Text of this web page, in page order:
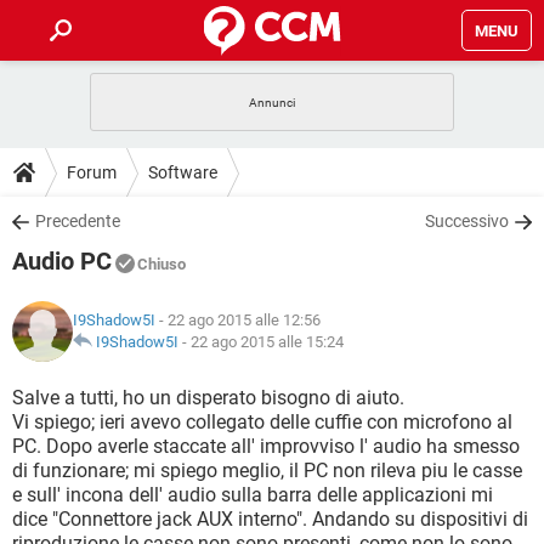
MENU
INTRATTENIMENTO
iOS
INSTAGRAM
TIKTOK
HARDWARE
GUIDE
COVID-19
INSTAGRAM WHATSAPP
TIKTOK
HARDWARE
DOWNLOAD
COVID-19
INTRATTENIMENTO
iOS WINDOWS 10
INSTAGRAM WHATSAPP
TIKTOK FACEBOOK
HARDWARE
COVID-19 GAMING
INTRATTENIMENTO
iOS WINDOWS 10
INSTAGRAM WHATSAPP
TIKTOK FACEBOOK
HARDWARE
GLOSSARIO
COVID-19 GAMING
INTRATTENIMENTO ANDROID
iOS WINDOWS 10
INSTAGRAM WHATSAPP
Forum Software
Precedente Successivo
Audio PC Chiuso
I9Shadow5I - 22 ago 2015 alle 12:56
I9Shadow5I - 22 ago 2015 alle 15:24
Salve a tutti, ho un disperato bisogno di aiuto.
Vi spiego; ieri avevo collegato delle cuffie con microfono al
PC. Dopo averle staccate all' improvviso l' audio ha smesso
di funzionare; mi spiego meglio, il PC non rileva piu le casse
e sull' incona dell' audio sulla barra delle applicazioni mi
dice "Connettore jack AUX interno". Andando su dispositivi di